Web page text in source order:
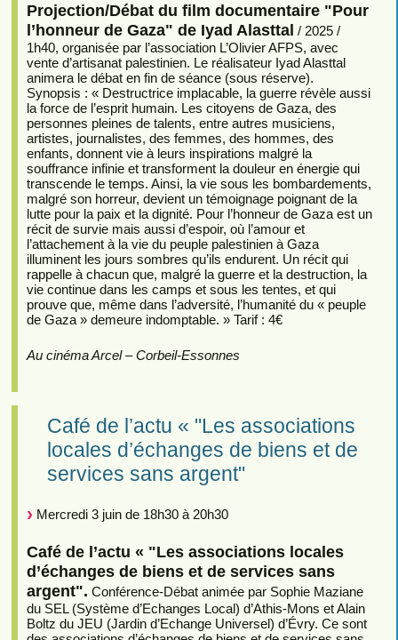
Projection/Débat du film documentaire "Pour
l’honneur de Gaza" de Iyad Alasttal / 2025 /
1h40, organisée par l’association L’Olivier AFPS, avec
vente d’artisanat palestinien. Le réalisateur Iyad Alasttal
animera le débat en fin de séance (sous réserve).
Synopsis : « Destructrice implacable, la guerre révèle aussi
la force de l’esprit humain. Les citoyens de Gaza, des
personnes pleines de talents, entre autres musiciens,
artistes, journalistes, des femmes, des hommes, des
enfants, donnent vie à leurs inspirations malgré la
souffrance infinie et transforment la douleur en énergie qui
transcende le temps. Ainsi, la vie sous les bombardements,
malgré son horreur, devient un témoignage poignant de la
lutte pour la paix et la dignité. Pour l’honneur de Gaza est un
récit de survie mais aussi d’espoir, où l’amour et
l’attachement à la vie du peuple palestinien à Gaza
illuminent les jours sombres qu’ils endurent. Un récit qui
rappelle à chacun que, malgré la guerre et la destruction, la
vie continue dans les camps et sous les tentes, et qui
prouve que, même dans l’adversité, l’humanité du « peuple
de Gaza » demeure indomptable. » Tarif : 4€
Au cinéma Arcel – Corbeil-Essonnes
Café de l’actu « "Les associations
locales d’échanges de biens et de
services sans argent"
Mercredi 3 juin de 18h30 à 20h30
Café de l’actu « "Les associations locales
d’échanges de biens et de services sans
argent". Conférence-Débat animée par Sophie Maziane
du SEL (Système d’Echanges Local) d’Athis-Mons et Alain
Boltz du JEU (Jardin d’Echange Universel) d’Évry. Ce sont